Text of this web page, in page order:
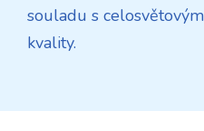
souladu s
kvality.